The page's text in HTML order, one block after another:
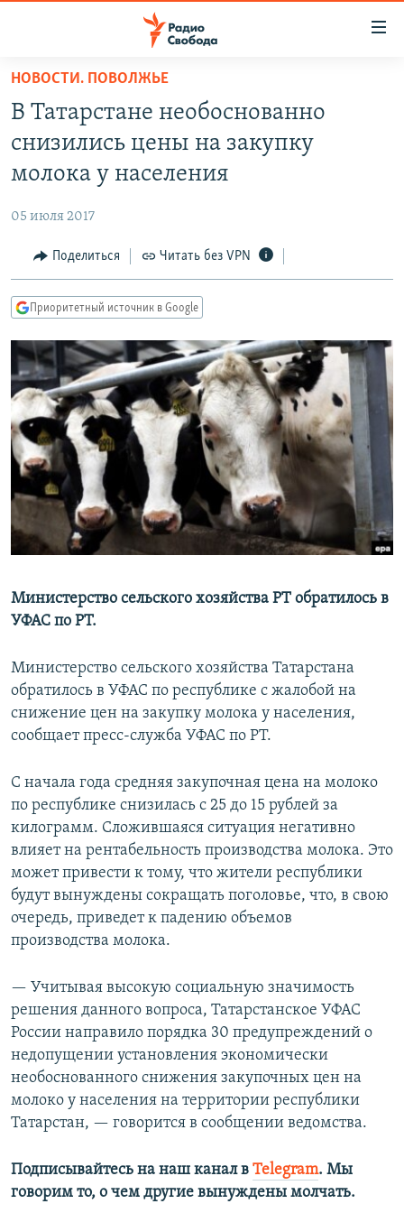
упрощенного
доступа
основному
Вернутся
Вернутся
поиску
ПОДКАСТЫ
МНЕНИЯ
КУЛЬТУРА
КАВКАЗ.РЕАЛИИ
СЕВЕР.РЕАЛИИ
СИБИРЬ.РЕАЛИИ
РАСПИСАНИЕ ВЕЩАНИЯ
ПОДПИШИТЕСЬ НА РАССЫЛКУ
СОЦИАЛЬНЫЕ СЕТИ
Все сайты РСЕ/РС
НОВОСТИ. ПОВОЛЖЬЕ
В Татарстане необоснованно
снизились цены на закупку
молока у населения
05 июля 2017
Поделиться Читать без VPN
Приоритетный источник в Google
Министерство сельского хозяйства РТ обратилось в
УФАС по РТ.
Министерство сельского хозяйства Татарстана
обратилось в УФАС по республике с жалобой на
снижение цен на закупку молока у населения,
сообщает пресс-служба УФАС по РТ.
С начала года средняя закупочная цена на молоко
по республике снизилась с 25 до 15 рублей за
килограмм. Сложившаяся ситуация негативно
влияет на рентабельность производства молока. Это
может привести к тому, что жители республики
будут вынуждены сокращать поголовье, что, в свою
очередь, приведет к падению объемов
производства молока.
— Учитывая высокую социальную значимость
решения данного вопроса, Татарстанское УФАС
России направило порядка 30 предупреждений о
недопущении установления экономически
необоснованного снижения закупочных цен на
молоко у населения на территории республики
Татарстан, — говорится в сообщении ведомства.
Подписывайтесь на наш канал в Telegram. Мы
говорим то, о чем другие вынуждены молчать.​